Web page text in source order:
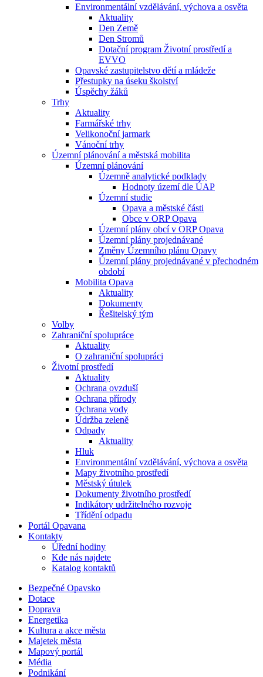
Environmentální vzdělávání, výchova a osvěta
Aktuality
Den Země
Den Stromů
Dotační program Životní prostředí a
EVVO
Opavské zastupitelstvo dětí a mládeže
Přestupky na úseku školství
Úspěchy žáků
Trhy
Aktuality
Farmářské trhy
Velikonoční jarmark
Vánoční trhy
Územní plánování a městská mobilita
Územní plánování
Územně analytické podklady
Hodnoty území dle ÚAP
Územní studie
Opava a městské části
Obce v ORP Opava
Územní plány obcí v ORP Opava
Územní plány projednávané
Změny Územního plánu Opavy
Územní plány projednávané v přechodném
období
Mobilita Opava
Aktuality
Dokumenty
Řešitelský tým
Volby
Zahraniční spolupráce
Aktuality
O zahraniční spolupráci
Životní prostředí
Aktuality
Ochrana ovzduší
Ochrana přírody
Ochrana vody
Údržba zeleně
Odpady
Aktuality
Hluk
Environmentální vzdělávání, výchova a osvěta
Mapy životního prostředí
Městský útulek
Dokumenty životního prostředí
Indikátory udržitelného rozvoje
Třídění odpadu
Portál Opavana
Kontakty
Úřední hodiny
Kde nás najdete
Katalog kontaktů
Bezpečné Opavsko
Dotace
Doprava
Energetika
Kultura a akce města
Majetek města
Mapový portál
Média
Podnikání